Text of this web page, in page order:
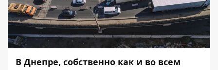
В Днепре, собственно как и во всем